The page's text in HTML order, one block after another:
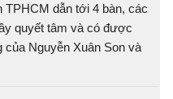
TPHCM dẫn tới 4 bàn, các
quyết tâm và có được
của Nguyễn Xuân Son và